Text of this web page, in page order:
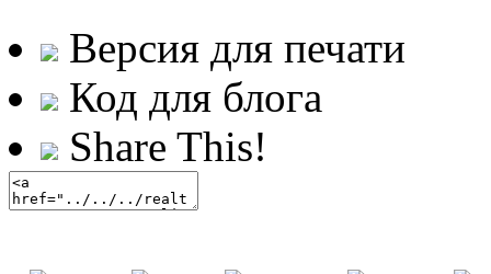
Версия для печати
Код для блога
Share This!